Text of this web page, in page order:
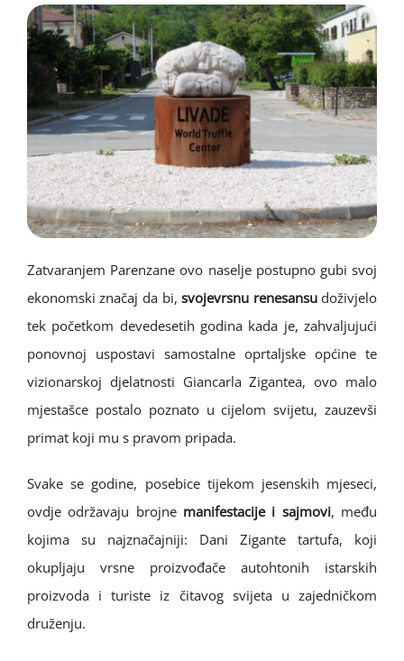
Zatvaranjem Parenzane ovo naselje postupno gubi svoj
ekonomski značaj da bi,svojevrsnu renesansudoživjelo
tek početkom devedesetih godina kada je, zahvaljujući
ponovnoj uspostavi samostalne oprtaljske općine te
vizionarskoj djelatnosti Giancarla Zigantea, ovo malo
mjestašce postalo poznato u cijelom svijetu, zauzevši
primat koji mu s pravom pripada.
Svake se godine, posebice tijekom jesenskih mjeseci,
ovdje održavaju brojne manifestacije i sajmovi, među
kojima su najznačajniji: Dani Zigante tartufa, koji
okupljaju vrsne proizvođače autohtonih istarskih
proizvoda i turiste iz čitavog svijeta u zajedničkom
druženju.